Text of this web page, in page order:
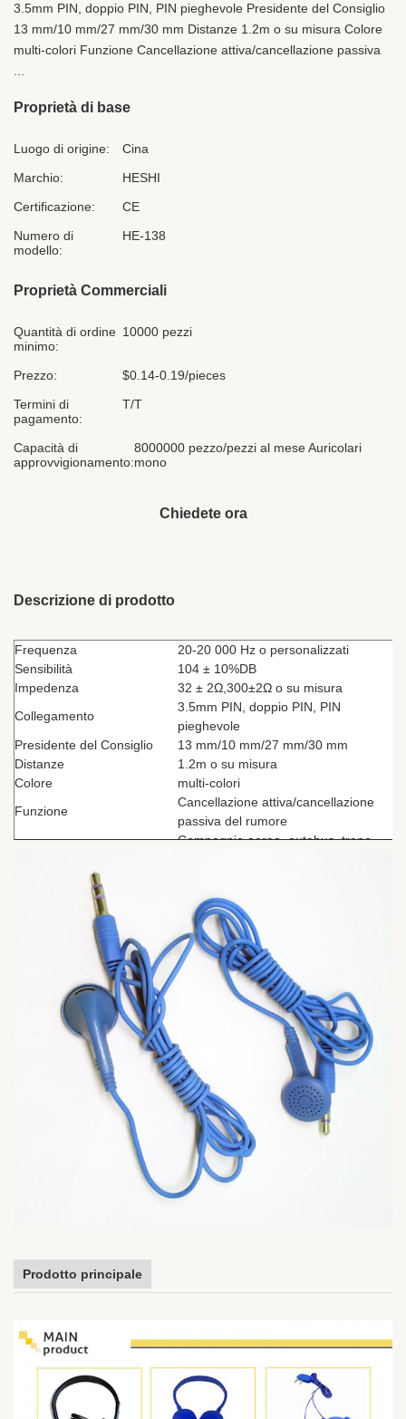
3.5mm PIN, doppio PIN, PIN pieghevole Presidente del Consiglio
13 mm/10 mm/27 mm/30 mm Distanze 1.2m o su misura Colore
multi-colori Funzione Cancellazione attiva/cancellazione passiva
Proprietà di base
Luogo di origine:
Cina
Marchio:
HESHI
Certificazione:
CE
Numero di
modello:
HE-138
Proprietà Commerciali
Quantità di ordine
minimo:
10000 pezzi
Prezzo:
$0.14-0.19/pieces
Termini di
pagamento:
T/T
Capacità di
approvvigionamento:
8000000 pezzo/pezzi al mese Auricolari
mono
Chiedete ora
Descrizione di prodotto
Frequenza
20-20 000 Hz o personalizzati
Sensibilità
104 ± 10%DB
Impedenza
32 ± 2Ω,300±2Ω o su misura
Collegamento
3.5mm PIN, doppio PIN, PIN
pieghevole
Presidente del Consiglio
13 mm/10 mm/27 mm/30 mm
Distanze
1.2m o su misura
Colore
multi-colori
Funzione
Cancellazione attiva/cancellazione
passiva del rumore
Compagnia aerea, autobus, treno,
guida audio, cellulare...
ISO9001 ISO14001 e GB/T280
Prodotto principale